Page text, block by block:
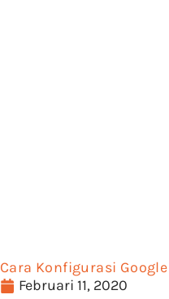
Cara Konfigurasi
Februari 11, 2020